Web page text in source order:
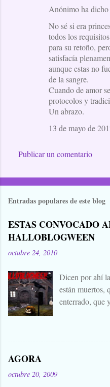
Anónimo ha
No sé si era
todos los
para su retoño,
satisfacía
aunque estas no
de la sangre.
Cuando de amor
protocolos y
Un abrazo.
13 de mayo de
Publicar un comentario
Entradas populares de este blog
ESTAS CONVOCADO
HALLOBLOGWEEN
octubre 24, 2010
Dicen por ahí
están muertos,
enterrado, que
levantar
AGORA
octubre 20, 2009